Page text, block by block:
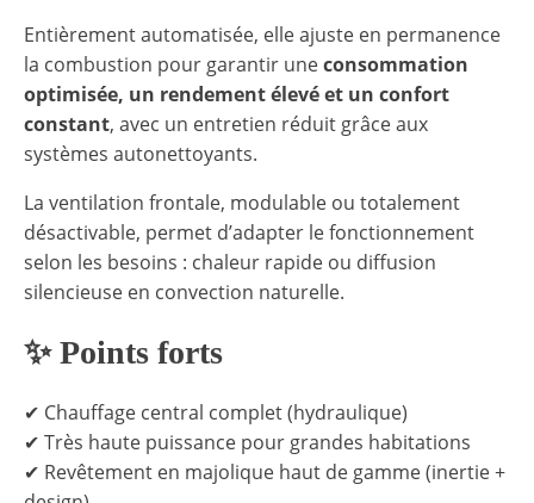
Entièrement automatisée, elle ajuste en permanence
la combustion pour garantir uneconsommation
optimisée, un rendement élevé et un confort
constant, avec un entretien réduit grâce aux
systèmes autonettoyants.
La ventilation frontale, modulable ou totalement
désactivable, permet d’adapter le fonctionnement
selon les besoins : chaleur rapide ou diffusion
silencieuse en convection naturelle.
✨Points forts
✔ Chauffage central complet (hydraulique)
✔ Très haute puissance pour grandes habitations
✔ Revêtement en majolique haut de gamme (inertie +